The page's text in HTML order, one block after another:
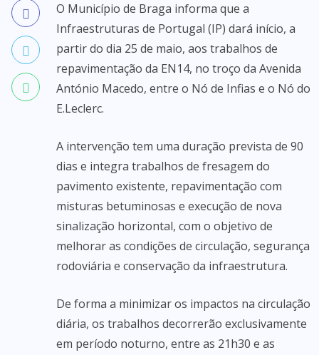
O Município de Braga informa que a
Infraestruturas de Portugal (IP) dará início, a
partir do dia 25 de maio, aos trabalhos de
repavimentação da EN14, no troço da Avenida
António Macedo, entre o Nó de Infias e o Nó do
E.Leclerc.
A intervenção tem uma duração prevista de 90
dias e integra trabalhos de fresagem do
pavimento existente, repavimentação com
misturas betuminosas e execução de nova
sinalização horizontal, com o objetivo de
melhorar as condições de circulação, segurança
rodoviária e conservação da infraestrutura.
De forma a minimizar os impactos na circulação
diária, os trabalhos decorrerão exclusivamente
em período noturno, entre as 21h30 e as